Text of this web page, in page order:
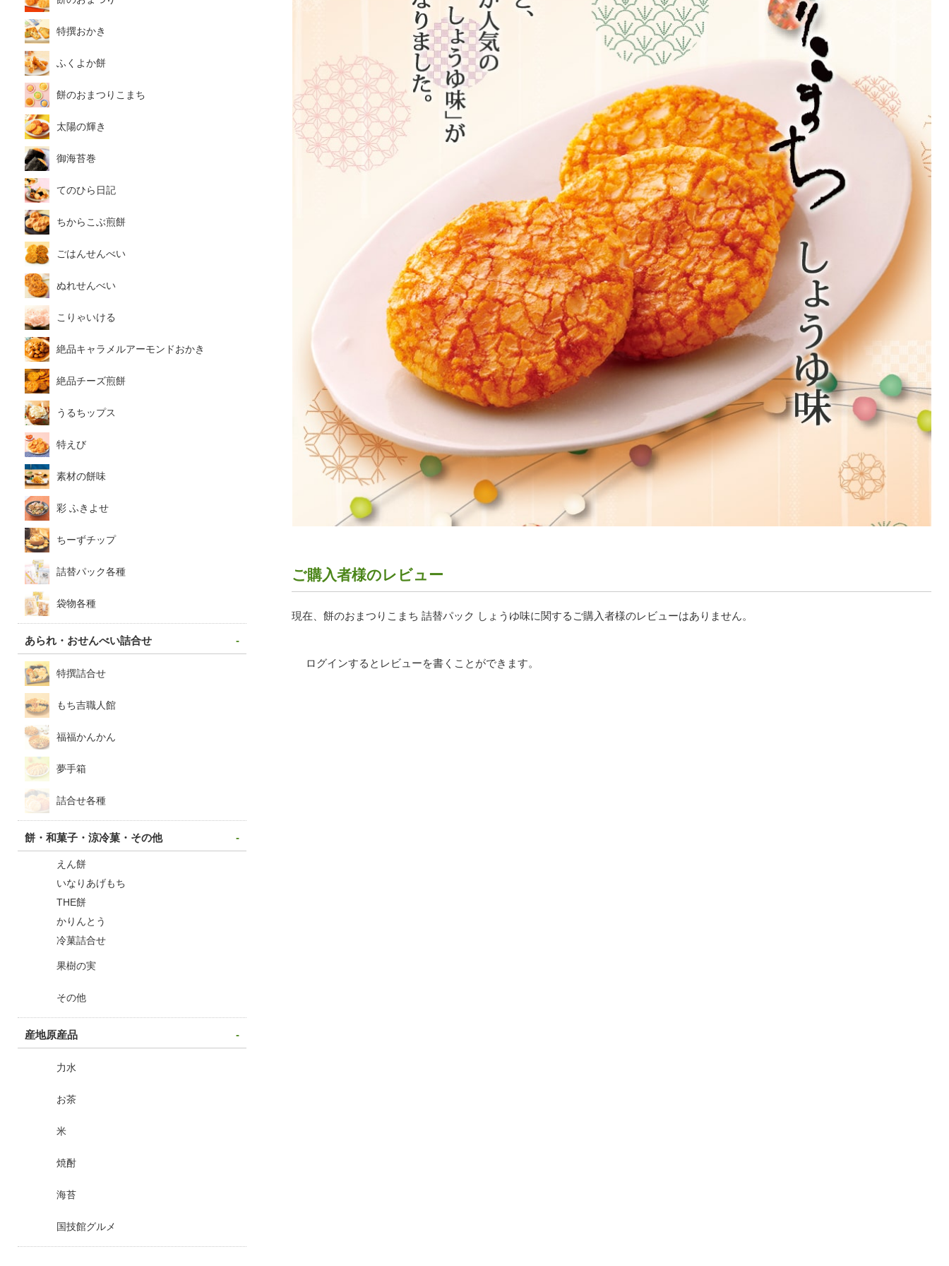
特撰おかき
ふくよか餅
餅のおまつりこまち
太陽の輝き
御海苔巻
てのひら日記
ちからこぶ煎餅
ごはんせんべい
ぬれせんべい
こりゃいける
絶品キャラメルアーモンドおかき
絶品チーズ煎餅
うるちップス
特えび
素材の餅味
彩 ふきよせ
ちーずチップ
詰替パック各種
袋物各種
あられ・おせんべい詰合せ
特撰詰合せ
もち吉職人館
福福かんかん
夢手箱
詰合せ各種
餅・和菓子・涼冷菓・その他
えん餅
いなりあげもち
THE餅
かりんとう
冷菓詰合せ
その他
産地原産品
力水
米
焼酎
国技館グルメ
ご購入者様のレビュー
現在、餅のおまつりこまち 詰替パック しょうゆ味に関するご購入者様のレビューはありません。
ログインするとレビューを書くことができます。